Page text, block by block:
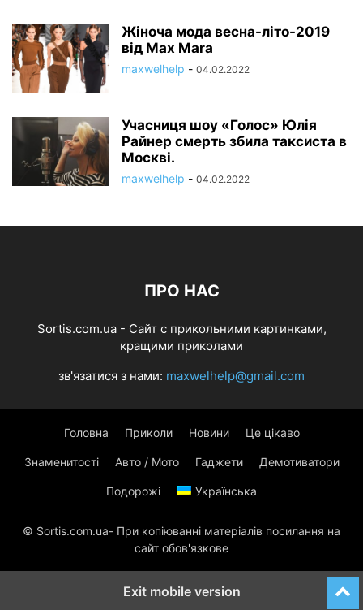
Жіноча мода весна-літо-2019
від Max Mara
maxwelhelp - 04.02.2022
Учасниця шоу «Голос» Юлія
Райнер смерть збила таксиста в
Москві.
maxwelhelp - 04.02.2022
ПРО НАС
Sortis.com.ua - Cайт с прикольними картинками,
кращими приколами
зв'язатися з нами: maxwelhelp@gmail.com
Головна Приколи Новини Це цікаво
Знаменитості Авто / Мото Гаджети Демотиватори
Подорожі Українська
© Sortis.com.ua- При копіюванні матеріалів посилання на
сайт обов'язкове
Exit mobile version